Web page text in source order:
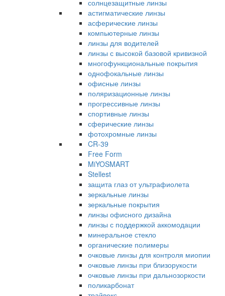
солнцезащитные линзы
астигматические линзы
асферические линзы
компьютерные линзы
линзы для водителей
линзы с высокой базовой кривизной
многофункциональные покрытия
однофокальные линзы
офисные линзы
поляризационные линзы
прогрессивные линзы
спортивные линзы
сферические линзы
фотохромные линзы
CR-39
Free Form
MiYOSMART
Stellest
защита глаз от ультрафиолета
зеркальные линзы
зеркальные покрытия
линзы офисного дизайна
линзы с поддержкой аккомодации
минеральное стекло
органические полимеры
очковые линзы для контроля миопии
очковые линзы при близорукости
очковые линзы при дальнозоркости
поликарбонат